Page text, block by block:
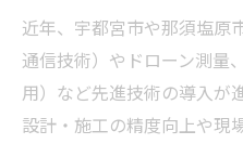
近年、宇都宮市や那須塩原
通信技術）やドローン測量
用）など先進技術の導入が
設計・施工の精度向上や現